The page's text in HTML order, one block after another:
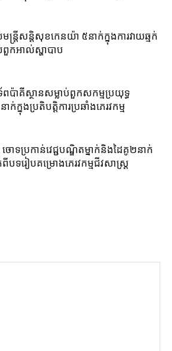
មន្ត្រីសន្តិសុខកេនយ៉ា ៥នាក់ក្នុងការវាយឆ្មក់
កអាល់ស្ហាបាប
ប៉ាគីស្ថានសម្លាប់ពួកសកម្មប្រយុទ្ធ
ក់ក្នុងប្រតិបត្តិការប្រឆាំងភេរវកម្ម
ចោទប្រកាន់វេជ្ជបណ្ឌិតម្នាក់និងដៃគូ២នាក់
បទរៀបគម្រោងភេរវកម្មជីវសាស្ត្រ